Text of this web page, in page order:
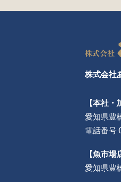
株式会社
【本社・
愛知県豊
電話番号
【魚市場
愛知県豊